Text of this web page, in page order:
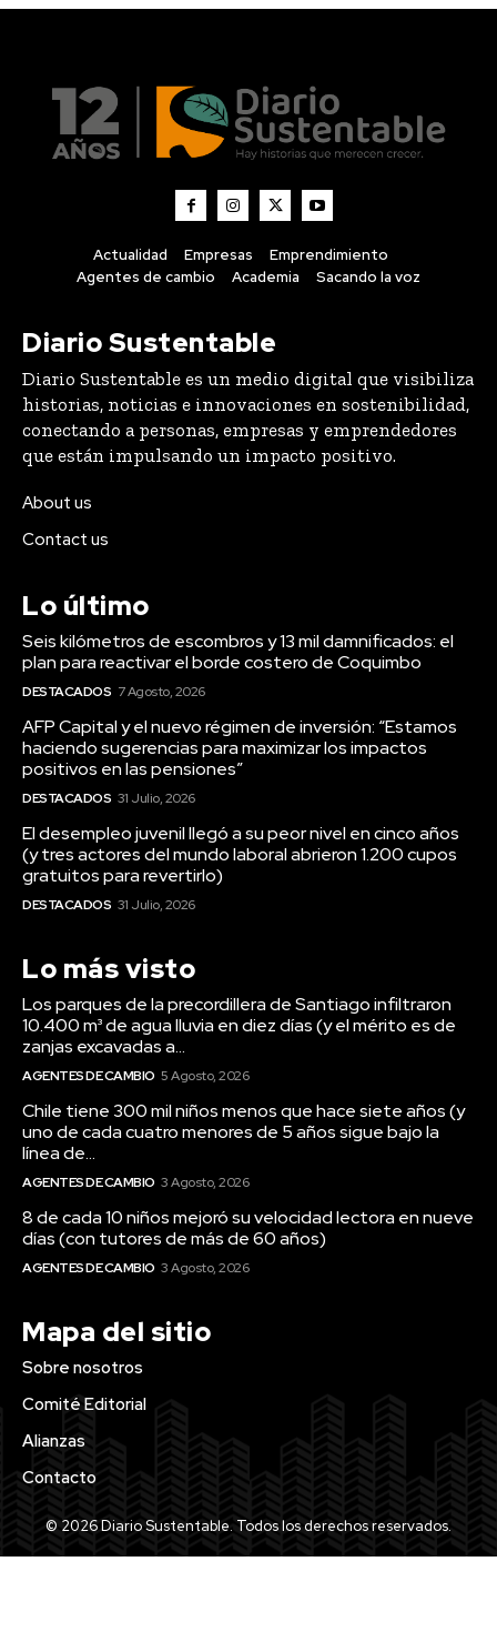
Actualidad Empresas
Emprendimiento
Agentes de cambio
Academia Sacando la voz
Diario Sustentable
Diario Sustentable es un medio digital que visibiliza
historias, noticias e innovaciones en sostenibilidad,
conectando a personas, empresas y emprendedores
que están impulsando un impacto positivo.
About us
Contact us
Lo último
Seis kilómetros de escombros y 13 mil damnificados: el
plan para reactivar el borde costero de Coquimbo
DESTACADOS 7 Agosto, 2026
AFP Capital y el nuevo régimen de inversión: “Estamos
haciendo sugerencias para maximizar los impactos
positivos en las pensiones”
DESTACADOS 31 Julio, 2026
El desempleo juvenil llegó a su peor nivel en cinco años
(y tres actores del mundo laboral abrieron 1.200 cupos
gratuitos para revertirlo)
DESTACADOS 31 Julio, 2026
Lo más visto
Los parques de la precordillera de Santiago infiltraron
10.400 m³ de agua lluvia en diez días (y el mérito es de
zanjas excavadas a...
AGENTES DE CAMBIO 5 Agosto, 2026
Chile tiene 300 mil niños menos que hace siete años (y
uno de cada cuatro menores de 5 años sigue bajo la
línea de...
AGENTES DE CAMBIO 3 Agosto, 2026
8 de cada 10 niños mejoró su velocidad lectora en nueve
días (con tutores de más de 60 años)
AGENTES DE CAMBIO 3 Agosto, 2026
Mapa del sitio
Sobre nosotros
Comité Editorial
Alianzas
Contacto
© 2026 Diario Sustentable. Todos los derechos reservados.